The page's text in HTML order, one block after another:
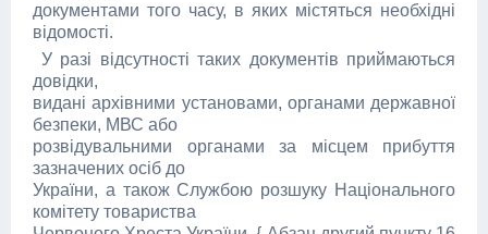
документами того часу, в яких містяться необхідні
відомості.
У разі відсутності таких документів приймаються
довідки,
видані архівними установами, органами державної
безпеки, МВС або
розвідувальними органами за місцем прибуття
зазначених осіб до
України, а також Службою розшуку Національного
комітету товариства